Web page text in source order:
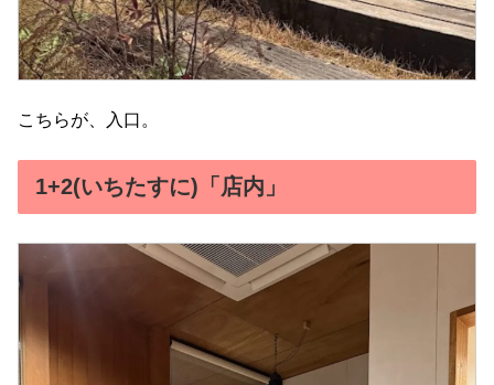
こちらが、入口。
1+2(いちたすに)「店内」